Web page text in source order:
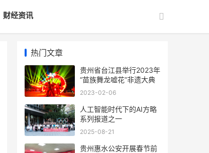
财经资讯
热门文章
贵州省台江县举行2023年
“苗族舞龙嘘花”非遗大典
2023-02-06
人工智能时代下的AI方略
系列报道之一
2025-08-21
贵州惠水公安开展春节前